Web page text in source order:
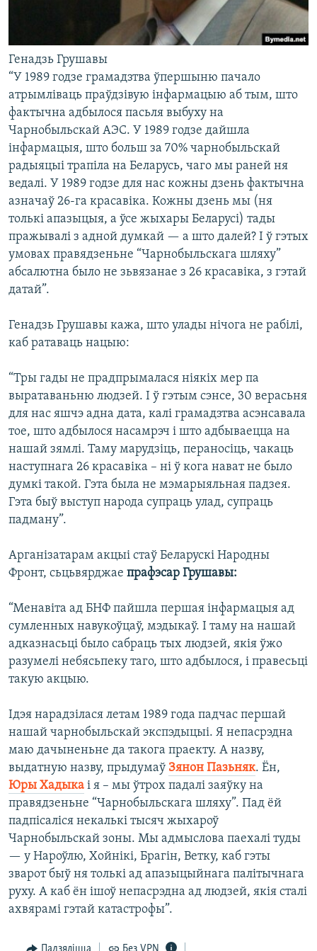
Генадзь Грушавы
“У 1989 годзе грамадзтва ўпершыню пачало
атрымліваць праўдзівую інфармацыю аб тым, што
фактычна адбылося пасьля выбуху на
Чарнобыльскай АЭС. У 1989 годзе дайшла
інфармацыя, што больш за 70% чарнобыльскай
радыяцыі трапіла на Беларусь, чаго мы раней ня
ведалі. У 1989 годзе для нас кожны дзень фактычна
азначаў 26-га красавіка. Кожны дзень мы (ня
толькі апазыцыя, а ўсе жыхары Беларусі) тады
пражывалі з адной думкай — а што далей? І ў гэтых
умовах правядзеньне “Чарнобыльскага шляху”
абсалютна было не зьвязанае з 26 красавіка, з гэтай
датай”.
Генадзь Грушавы кажа, што улады нічога не рабілі,
каб ратаваць нацыю:
“Тры гады не прадпрымалася ніякіх мер па
выратаваньню людзей. І ў гэтым сэнсе, 30 верасьня
для нас яшчэ адна дата, калі грамадзтва асэнсавала
тое, што адбылося насамрэч і што адбываецца на
нашай зямлі. Таму марудзіць, пераносіць, чакаць
наступнага 26 красавіка – ні ў кога нават не было
думкі такой. Гэта была не мэмарыяльная падзея.
Гэта быў выступ народа супраць улад, супраць
падману”.
Арганізатарам акцыі стаў Беларускі Народны
Фронт, сьцьвярджае прафэсар Грушавы:
“Менавіта ад БНФ пайшла першая інфармацыя ад
сумленных навукоўцаў, мэдыкаў. І таму на нашай
адказнасьці было сабраць тых людзей, якія ўжо
разумелі небясьпеку таго, што адбылося, і правесьці
такую акцыю.
Ідэя нарадзілася летам 1989 года падчас першай
нашай чарнобыльскай экспэдыцыі. Я непасрэдна
маю дачыненьне да такога праекту. А назву,
выдатную назву, прыдумаў Зянон Пазьняк. Ён,
Юры Хадыка і я – мы ўтрох падалі заяўку на
правядзеньне “Чарнобыльскага шляху”. Пад ёй
падпісаліся некалькі тысяч жыхароў
Чарнобыльскай зоны. Мы адмыслова паехалі туды
— у Нароўлю, Хойнікі, Брагін, Ветку, каб гэты
зварот быў ня толькі ад апазыцыйнага палітычнага
руху. А каб ён ішоў непасрэдна ад людзей, якія сталі
ахвярамі гэтай катастрофы”.